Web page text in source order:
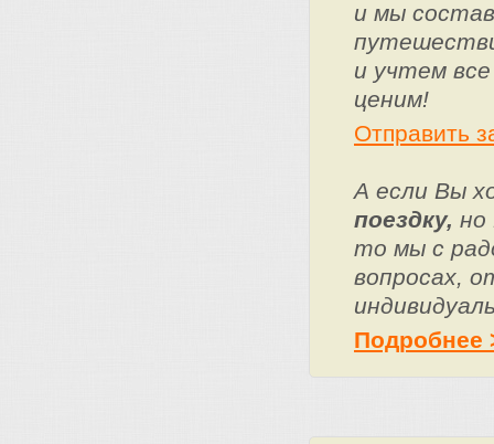
и мы
и учтем
ценим!
Отправить
А если Вы
поездку, но
то мы с
вопросах,
Подробнее